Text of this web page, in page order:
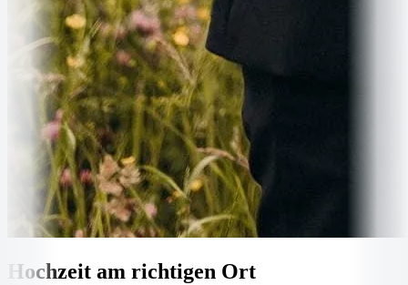
Hochzeit am richtigen Ort